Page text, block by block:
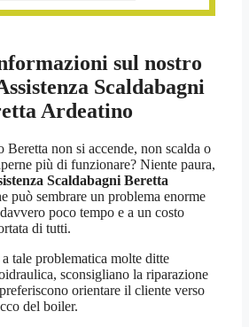
sul nostro
Scaldabagni
Ardeatino
Beretta non si accende, non scalda o
più di funzionare? Niente paura,
Scaldabagni Beretta
può sembrare un problema enorme
poco tempo e a un costo
di tutti.
tale problematica molte ditte
sconsigliano la riparazione
orientare il cliente verso
del boiler.